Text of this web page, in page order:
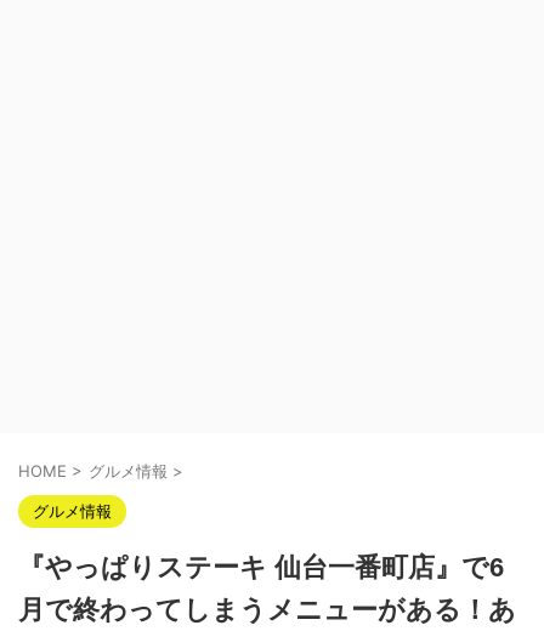
HOME > グルメ情報 >
グルメ情報
『やっぱりステーキ 仙台一番町店』で6
月で終わってしまうメニューがある！あ